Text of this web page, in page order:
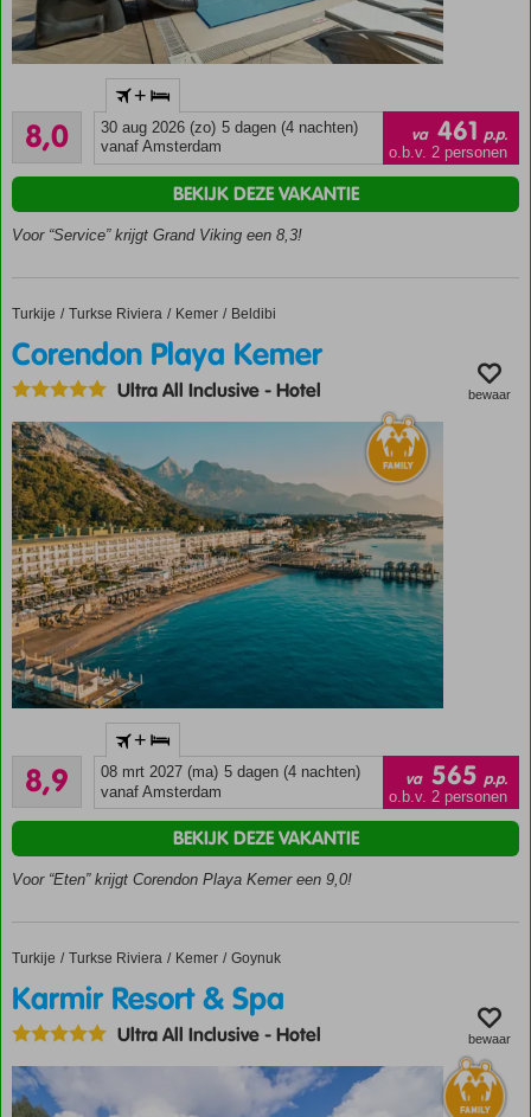
Gemoedelijk,
kleinschalig
hotel met
privéstrand
en mooie
favoriet
gastvrijheid
Prachtig
gelegen
direct
naast de
berg, het
bos en
de
Lycische
weg
Gratis
shuttleservice
naar
privéstrand
en Kemer
8,0
Zeer goed
200
beoordelingen
+
30 aug 2026 (zo) 5 dagen (4 nachten)
vanaf Amsterdam
va 461 p.p.
o.b.v. 2 personen
Voor “Service” krijgt Grand Viking een 8,3!
BEKIJK DEZE VAKANTIE
Home
Turkije Turkse Riviera Kemer Beldibi
Corendon Playa Kemer
Corendon Playa Kemer
Ultra All Inclusive-Hotel bewaar
familiehotel
aan
privéstrand,
(familie)kamers
en zwembad
genieten
Ultra All
Inclusive
Kies voor
zeezicht of
een ruime
8,9
Aanrader
105
beoordelingen
+
08 mrt 2027 (ma) 5 dagen (4 nachten)
vanaf Amsterdam
va 565 p.p.
o.b.v. 2 personen
Voor “Eten” krijgt Corendon Playa Kemer een 9,0!
BEKIJK DEZE VAKANTIE
Home
Turkije Turkse Riviera Kemer Goynuk
Karmir Resort & Spa
Karmir Resort & Spa
Ultra All Inclusive-Hotel bewaar